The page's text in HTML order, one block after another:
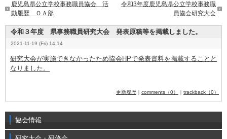
鹿児島県公立学校事務職員協会 活
動履歴 ＯＡ部
令和3年度鹿児島県公立学校事務職
員協会研究大会
令和３年度 県事務職員研究大会 発表原稿等を掲載しました。
2021-11-19 (Fri) 14:14
研究大会が実施できなかったため協会HPで発表資料を掲載することと
なりました。
更新履歴 ｜ comments（0） ｜ trackback（0）
協会情報